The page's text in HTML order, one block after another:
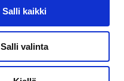
Salli kaikki
Salli valinta